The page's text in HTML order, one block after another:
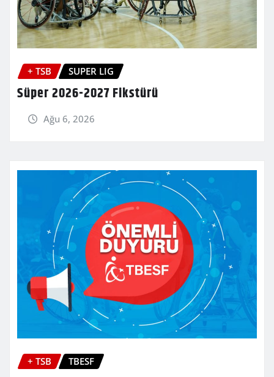
+ TSB SUPER LIG
Süper 2026-2027 Fikstürü
Ağu 6, 2026
+ TSB TBESF